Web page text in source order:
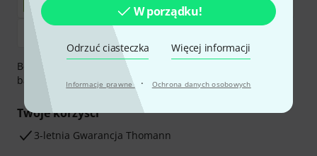
W porządku!
Odrzuć ciasteczka Więcej informacji
Informacje prawne · Ochrona danych osobowych
Bezpieczna płatność przez Za pobraniem, Przelew
bankowy, PayPal, Blik lub Karta kredytowa.
Twoje korzyści
3-letnia Gwarancja Thomann